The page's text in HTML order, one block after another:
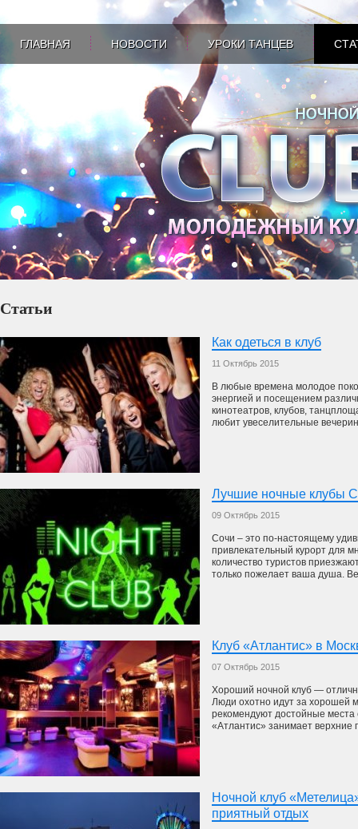
ГЛАВНАЯ НОВОСТИ УРОКИ ТАНЦЕВ
Статьи
Как одеться в клуб
11 Октябрь 2015
В любые времена молодое
энергией и посещением
кинотеатров, клубов,
любит увеселительные
Лучшие ночные клубы
09 Октябрь 2015
Сочи – это по-настоящему
привлекательный курорт для
количество туристов
только пожелает ваша душа.
Клуб «Атлантис» в
07 Октябрь 2015
Хороший ночной клуб —
Люди охотно идут за хорошей
рекомендуют достойные места
«Атлантис» занимает верхние
Ночной клуб
приятный отдых